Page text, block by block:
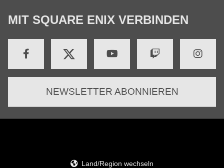
MIT SQUARE ENIX VERBINDEN
NEWSLETTER ABONNIEREN
Land/Region wechseln